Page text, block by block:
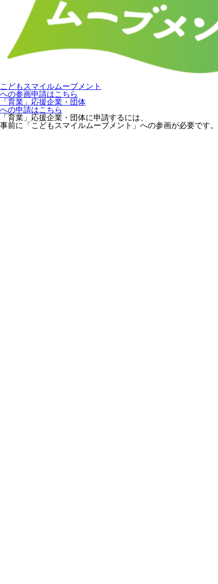
こどもスマイルムーブメント
への参画申請はこちら
「育業」応援企業・団体
への申請はこちら
「育業」応援企業・団体に申請するには、
事前に「こどもスマイルムーブメント」への参画が必要です。